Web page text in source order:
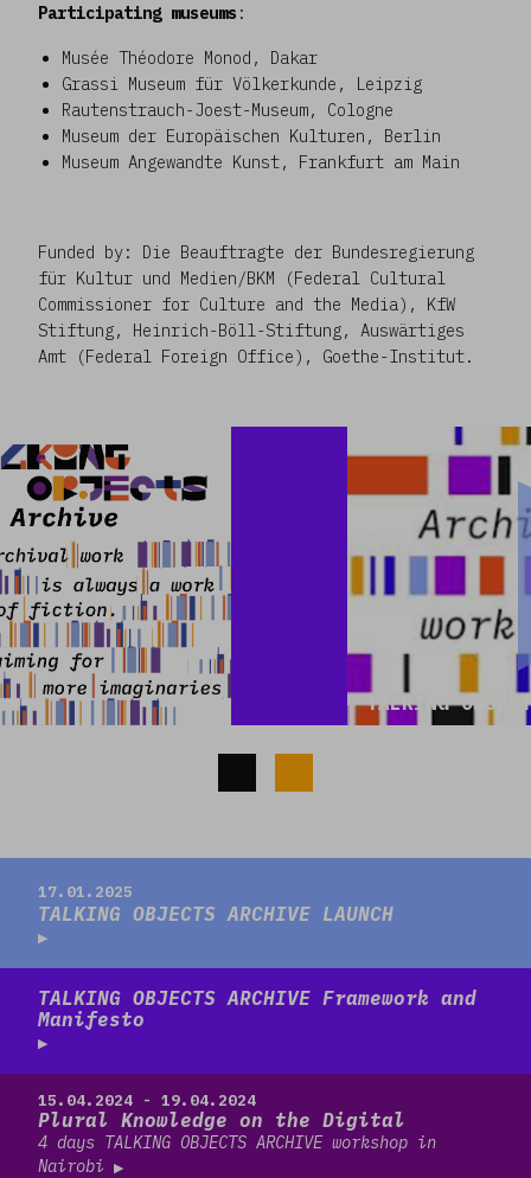
Participating museums :
Musée Théodore Monod, Dakar
Grassi Museum für Völkerkunde, Leipzig
Rautenstrauch-Joest-Museum, Cologne
Museum der Europäischen Kulturen, Berlin
Museum Angewandte Kunst, Frankfurt am Main
Funded by: Die Beauftragte der Bundesregierung
für Kultur und Medien/BKM (Federal Cultural
Commissioner for Culture and the Media), KfW
Stiftung, Heinrich-Böll-Stiftung, Auswärtiges
Amt (Federal Foreign Office), Goethe-Institut.
TALKING OBJECTS ARCHIVE
17.01.2025
TALKING OBJECTS ARCHIVE LAUNCH
TALKING OBJECTS ARCHIVE Framework and
Manifesto
15.04.2024 - 19.04.2024
Plural Knowledge on the Digital
4 days TALKING OBJECTS ARCHIVE workshop in
Nairobi